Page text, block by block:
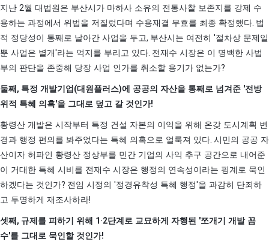
지난 2월 대법원은 부산시가 마하사 소유의 전통사찰 보존지를 강제 수
용하는 과정에서 위법을 저질렀다며 수용재결 무효를 최종 확정했다 법
적 정당성이 통째로 날아간 사업을 두고, 부산시는 여전히 '절차상 문제일
뿐 사업은 별개 '라는 억지를 부리고 있다 전재수 시장은 이 명백한 사법
부의 판단을 존중해 당장 사업 인가를 취소할 용기가 없는가?
둘째 , 특정 개발기업 (대원플러스)에 공공의 자산을 통째로 넘겨준 '전방
위적 특혜 의혹'을 그대로 덮고 갈 것인가!
황령산 개발은 시작부터 특정 건설 자본의 이익을 위해 온갖 도시계획 변
경과 행정 편의를 봐주었다는 특혜 의혹으로 얼룩져 있다 시민의 공공 자
산이자 허파인 황령산 정상부를 민간 기업의 사익 추구 공간으로 내어준
이 거대한 특혜 시비를 전재수 시장은 행정의 연속성이라는 핑계로 묵인
하겠다는 것인가? 전임 시정의 '정경유착성 특혜 행정'을 과감히 단죄하
고 투명하게 재조사하라!
셋째 , 규제를 피하기 위해 1·2단계로 교묘하게 자행된 '쪼개기 개발 꼼
수'를 그대로 묵인할 것인가!